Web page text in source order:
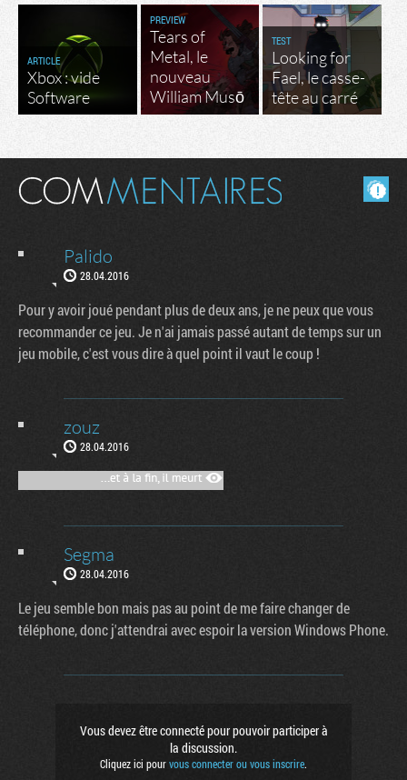
ARTICLE
Xbox : vide
Software
PREVIEW
Tears of
Metal, le
nouveau
William Musō
TEST
Looking for
Fael, le casse-
tête au carré
Masquer les commentaires lus.
Palido
28.04.2016
Pour y avoir joué pendant plus de deux ans, je ne peux que vous
recommander ce jeu. Je n'ai jamais passé autant de temps sur un
jeu mobile, c'est vous dire à quel point il vaut le coup !
zouz
28.04.2016
Segma
28.04.2016
Le jeu semble bon mais pas au point de me faire changer de
téléphone, donc j'attendrai avec espoir la version Windows Phone.
Vous devez être connecté pour pouvoir participer à
la discussion.
Cliquez ici pourvous connecter ou vous inscrire.